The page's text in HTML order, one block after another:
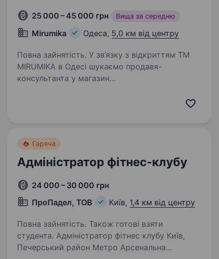
25 000 – 45 000 грн Вища за середню
Mirumika Одеса, 5,0 км від центру
Повна зайнятість. У зв’язку з відкриттям ТМ
MIRUMIKA в Одесі шукаємо продавя-
консультанта у магазин
Гаряча
Адміністратор фітнес-клубу
24 000 – 30 000 грн
ПроПадел, ТОВ
Київ, 1,4 км від центру
Повна зайнятість. Також готові взяти
студента. Адміністратор фітнес клубу Київ,
Печерський район Метро Арсенальна